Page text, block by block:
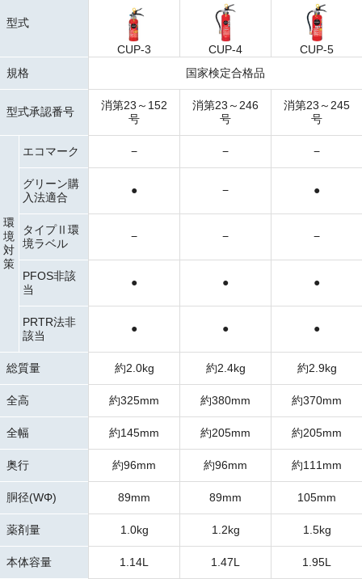
型式
CUP-3 CUP-4
CUP-5
規格
国家検定合格品
型式承認番号
消第23～152
号
消第23～246
号
消第23～245
号
環
境
対
策
エコマーク − − −
グリーン購
入法適合
● − ●
タイプⅡ環
境ラベル
− − −
PFOS非該
当
● ● ●
PRTR法非
該当
● ● ●
総質量 約2.0kg 約2.4kg 約2.9kg
全高 約325mm 約380mm 約370mm
全幅 約145mm 約205mm 約205mm
奥行 約96mm 約96mm 約111mm
胴径(WΦ) 89mm 89mm 105mm
薬剤量 1.0kg 1.2kg 1.5kg
本体容量 1.14L 1.47L 1.95L